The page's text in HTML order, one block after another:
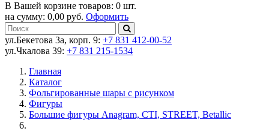
В Вашей корзине товаров: 0 шт.
на сумму: 0,00 руб. Оформить
ул.Бекетова 3а, корп. 9: +7 831 412-00-52
ул.Чкалова 39: +7 831 215-1534
Главная
Каталог
Фольгированные шары с рисунком
Фигуры
Большие фигуры Anagram, CTI, STREET, Betallic